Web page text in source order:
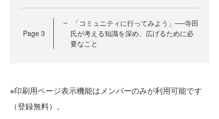
Page 3
「コミュニティに行ってみよう」──寺田
氏が考える知識を深め、広げるために必
要なこと
※印刷用ページ表示機能はメンバーのみが利用可能です
（登録無料）。